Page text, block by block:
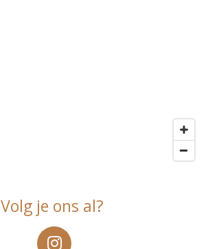
Volg je ons al?